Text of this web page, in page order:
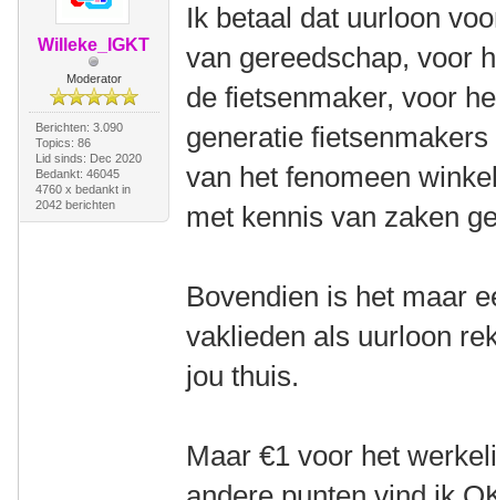
Willeke_IGKT
Moderator
Berichten: 3.090
Topics: 86
Lid sinds: Dec 2020
Bedankt: 46045
4760 x bedankt in
2042 berichten
Ik betaal dat uurloon
van gereedschap, voor
de fietsenmaker, voor
generatie
van het fenomeen
met kennis van zaken
Bovendien is het maar
vaklieden als uurloon
jou thuis.
Maar €1 voor het